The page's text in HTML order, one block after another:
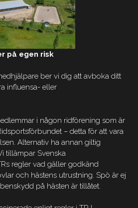
på egen risk
ber vi dig att avboka ditt
influensa- eller
i någon ridförening som är
– detta för att vara
Alternativ ha annan giltig
tillämpar Svenska
regler vad gäller godkänd
och hästens utrustning. Spö är ej
på hästen är tillåtet.